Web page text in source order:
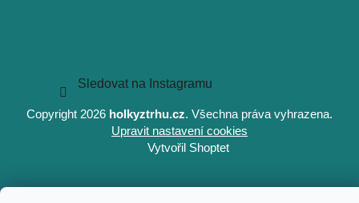
Sledovat na Instagramu
Vytvořil Shoptet
Copyright 2026 holkyztrhu.cz. Všechna práva vyhrazena.
Upravit nastavení cookies